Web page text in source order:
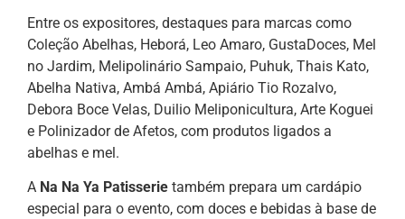
Entre os expositores, destaques para marcas como
Coleção Abelhas, Heborá, Leo Amaro, GustaDoces, Mel
no Jardim, Melipolinário Sampaio, Puhuk, Thais Kato,
Abelha Nativa, Ambá Ambá, Apiário Tio Rozalvo,
Debora Boce Velas, Duilio Meliponicultura, Arte Koguei
e Polinizador de Afetos, com produtos ligados a
abelhas e mel.
A Na Na Ya Patisserie também prepara um cardápio
especial para o evento, com doces e bebidas à base de